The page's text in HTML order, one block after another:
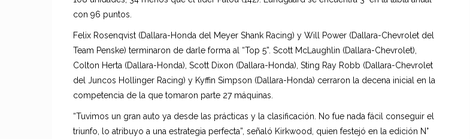
con 96 puntos.
Felix Rosenqvist (Dallara-Honda del Meyer Shank Racing) y Will Power (Dallara-Chevrolet del
Team Penske) terminaron de darle forma al “Top 5”. Scott McLaughlin (Dallara-Chevrolet),
Colton Herta (Dallara-Honda), Scott Dixon (Dallara-Honda), Sting Ray Robb (Dallara-Chevrolet
del Juncos Hollinger Racing) y Kyffin Simpson (Dallara-Honda) cerraron la decena inicial en la
competencia de la que tomaron parte 27 máquinas.
“Tuvimos un gran auto ya desde las prácticas y la clasificación. No fue nada fácil conseguir el
triunfo, lo atribuyo a una estrategia perfecta”, señaló Kirkwood, quien festejó en la edición N°